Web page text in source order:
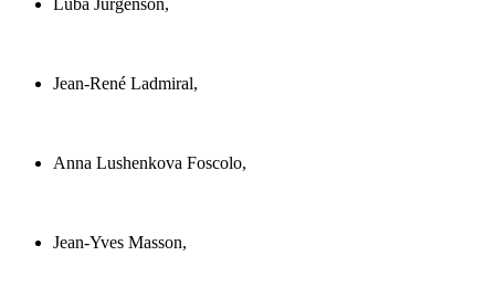
Jean-René Ladmiral,
Anna Lushenkova Foscolo,
Jean-Yves Masson,